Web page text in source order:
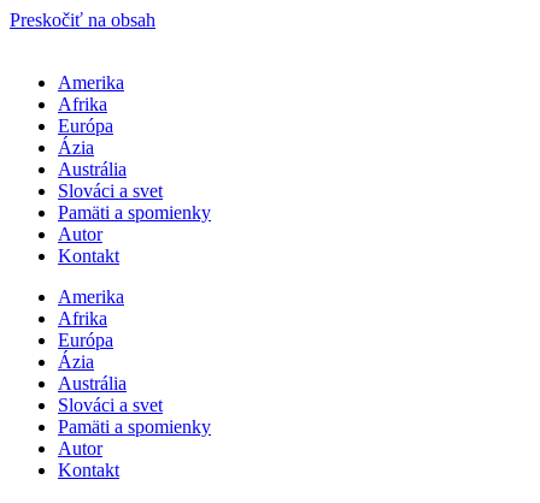
Preskočiť na obsah
Amerika
Afrika
Európa
Ázia
Austrália
Slováci a svet
Pamäti a spomienky
Autor
Kontakt
Amerika
Afrika
Európa
Ázia
Austrália
Slováci a svet
Pamäti a spomienky
Autor
Kontakt